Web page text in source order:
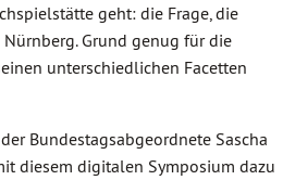
geht: die Frage, die
Grund genug für die
unterschiedlichen Facetten
Bundestagsabgeordnete Sascha
diesem digitalen Symposium dazu